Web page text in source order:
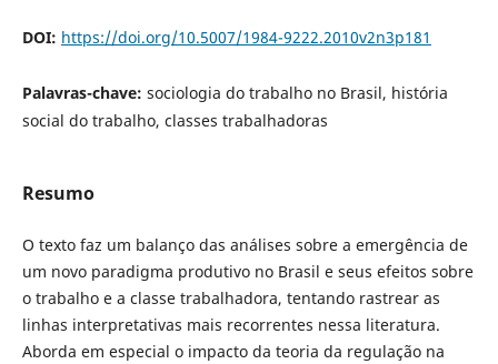
DOI: https://doi.org/10.5007/1984-9222.2010v2n3p181
Palavras-chave: sociologia do trabalho no Brasil, história
social do trabalho, classes trabalhadoras
Resumo
O texto faz um balanço das análises sobre a emergência de
um novo paradigma produtivo no Brasil e seus efeitos sobre
o trabalho e a classe trabalhadora, tentando rastrear as
linhas interpretativas mais recorrentes nessa literatura.
Aborda em especial o impacto da teoria da regulação na